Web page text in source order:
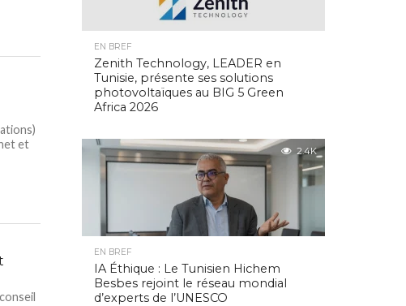
et
EN BREF
Zenith Technology, LEADER en
Tunisie, présente ses solutions
photovoltaïques au BIG 5 Green
Africa 2026
2.4K
EN BREF
IA Éthique : Le Tunisien Hichem
Besbes rejoint le réseau mondial
d’experts de l’UNESCO